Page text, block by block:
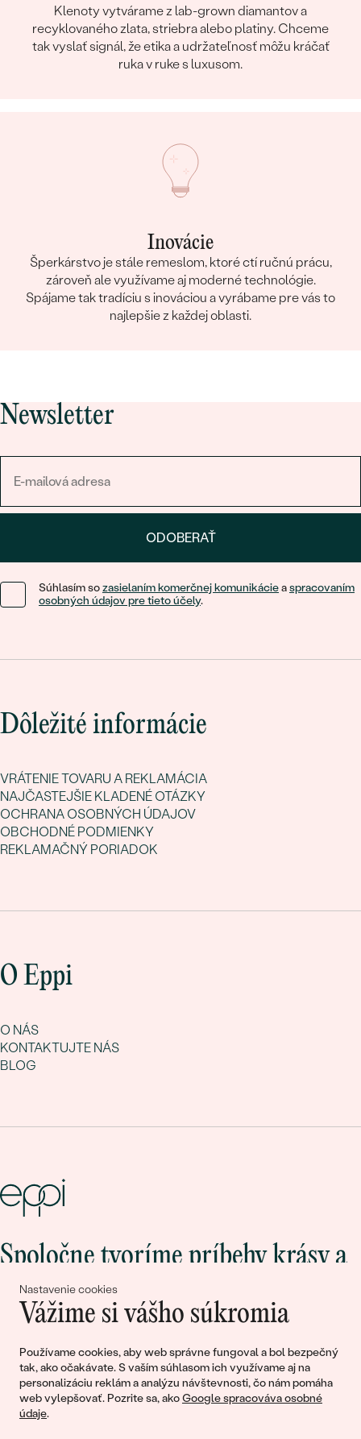
Nastavenie cookies
Vážime si vášho súkromia
Používame cookies, aby web správne fungoval a bol bezpečný
tak, ako očakávate. S vaším súhlasom ich využívame aj na
personalizáciu reklám a analýzu návštevnosti, čo nám pomáha
web vylepšovať. Pozrite sa, akoGoogle spracováva osobné
údaje.
Klenoty vytvárame z lab-grown diamantov a
recyklovaného zlata, striebra alebo platiny. Chceme
tak vyslať signál, že etika a udržateľnosť môžu kráčať
ruka v ruke s luxusom.
Inovácie
Šperkárstvo je stále remeslom, ktoré ctí ručnú prácu,
zároveň ale využívame aj moderné technológie.
Spájame tak tradíciu s inováciou a vyrábame pre vás to
najlepšie z každej oblasti.
Newsletter
ODOBERAŤ
Súhlasím sozasielaním komerčnej komunikácieaspracovaním
osobných údajov pre tieto účely.
Dôležité informácie
VRÁTENIE TOVARU A REKLAMÁCIA
NAJČASTEJŠIE KLADENÉ OTÁZKY
OCHRANA OSOBNÝCH ÚDAJOV
OBCHODNÉ PODMIENKY
REKLAMAČNÝ PORIADOK
O Eppi
O NÁS
KONTAKTUJTE NÁS
BLOG
Spoločne tvoríme príbehy krásy a
lásky